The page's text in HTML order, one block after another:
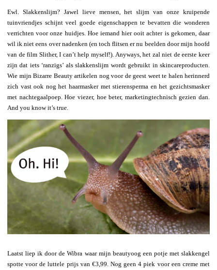
Ewl. Slakkenslijm? Jawel lieve mensen, het slijm van onze kruipende
tuinvriendjes schijnt veel goede eigenschappen te bevatten die wonderen
verrichten voor onze huidjes. Hoe iemand hier ooit achter is gekomen, daar
wil ik niet eens over nadenken (en toch flitsen er nu beelden door mijn hoofd
van de film Slither, I can’t help myself!). Anyways, het zal niet de eerste keer
zijn dat iets ‘ranzigs’ als slakkenslijm wordt gebruikt in skincareproducten.
Wie mijn Bizarre Beauty artikelen nog voor de geest weet te halen herinnerd
zich vast ook nog het haarmasker met stierensperma en het gezichtsmasker
met nachtegaalpoep. Hoe viezer, hoe beter, marketingtechnisch gezien dan.
And you know it’s true.
Laatst liep ik door de Wibra waar mijn beautyoog een potje met slakkengel
spotte voor de luttele prijs van €3,99. Nog geen 4 piek voor een creme met